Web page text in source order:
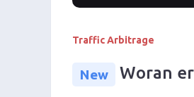
Traffic Arbitrage
New Woran